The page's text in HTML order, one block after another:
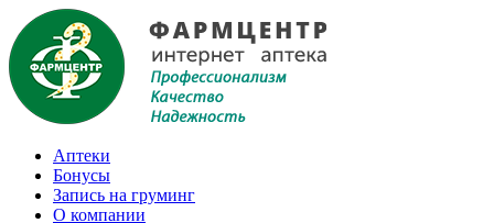
Аптеки
Бонусы
Запись на груминг
О компании